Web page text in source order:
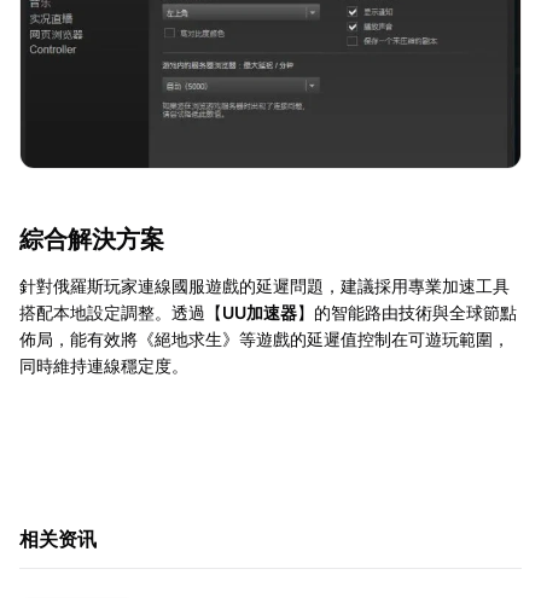
綜合解決方案
針對俄羅斯玩家連線國服遊戲的延遲問題，建議採用專業加速工具
搭配本地設定調整。透過【UU加速器】的智能路由技術與全球節點
佈局，能有效將《絕地求生》等遊戲的延遲值控制在可遊玩範圍，
同時維持連線穩定度。
相关资讯